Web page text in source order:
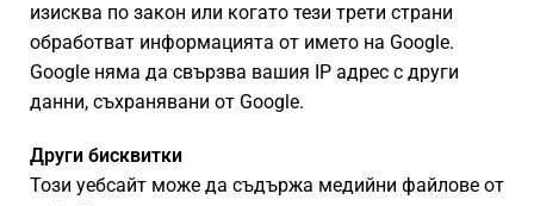
изисква по закон или когато тези трети страни
обработват информацията от името на Google.
Google няма да свързва вашия IP адрес с други
данни, съхранявани от Google.
Други бисквитки
Този уебсайт може да съдържа медийни файлове от